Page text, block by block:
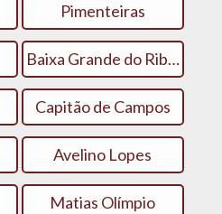
Pimenteiras
Baixa Grande do Ribeiro
Capitão de Campos
Avelino Lopes
Matias Olímpio